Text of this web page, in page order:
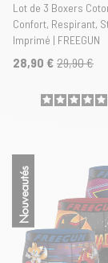
Lot de 3 Boxers
Confort, Respirant,
Imprimé | FREEGUN
28,90 € 29,90 €
Nouveautés